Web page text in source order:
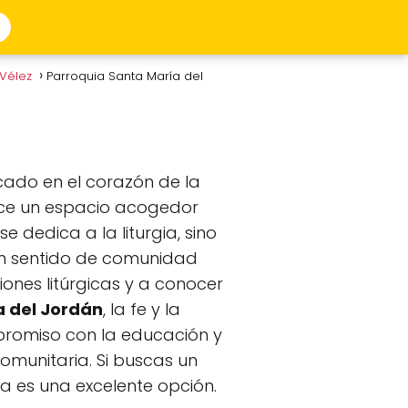
Parroquia Santa María del
en el corazón de la
un espacio acogedor
dedica a la liturgia, sino
sentido de comunidad
litúrgicas y a conocer
del Jordán, la fe y la
con la educación y
Si buscas un
es una excelente opción.